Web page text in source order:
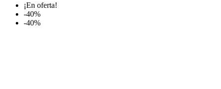
¡En oferta!
-40%
-40%